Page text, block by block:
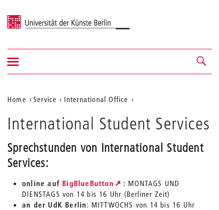
Universität der Künste Berlin
Navigation &
Suche
Navigation
ein-/ausblenden
Aktuelle
Position
auf
der
Webseite
Home Service International Office
International Student Services
Sprechstunden von International Student
Services:
online auf BigBlueButton : MONTAGS UND
DIENSTAGS von 14 bis 16 Uhr (Berliner Zeit)
an der UdK Berlin: MITTWOCHS von 14 bis 16 Uhr